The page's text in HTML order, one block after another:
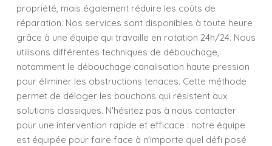
propriété, mais également réduire les coûts de
réparation. Nos services sont disponibles à toute heure
grâce à une équipe qui travaille en rotation 24h/24. Nous
utilisons différentes techniques de débouchage,
notamment le débouchage canalisation haute pression
pour éliminer les obstructions tenaces. Cette méthode
permet de déloger les bouchons qui résistent aux
solutions classiques. N'hésitez pas à nous contacter
pour une intervention rapide et efficace : notre équipe
est équipée pour faire face à n'importe quel défi posé